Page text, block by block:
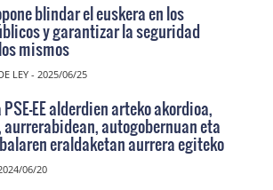
blindar el euskera en los
y garantizar la seguridad
mismos
LEY - 2025/06/25
PSE-EE alderdien arteko akordioa,
autogobernuan eta
eraldaketan aurrera egiteko
06/20